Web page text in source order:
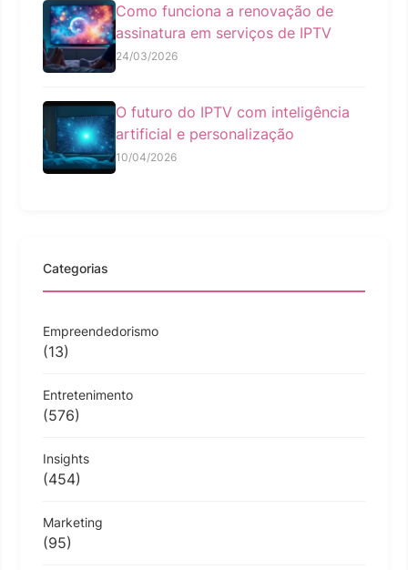
Como funciona a renovação de
assinatura em serviços de IPTV
24/03/2026
O futuro do IPTV com inteligência
artificial e personalização
10/04/2026
Categorias
Empreendedorismo
(13)
Entretenimento
(576)
Insights
(454)
Marketing
(95)